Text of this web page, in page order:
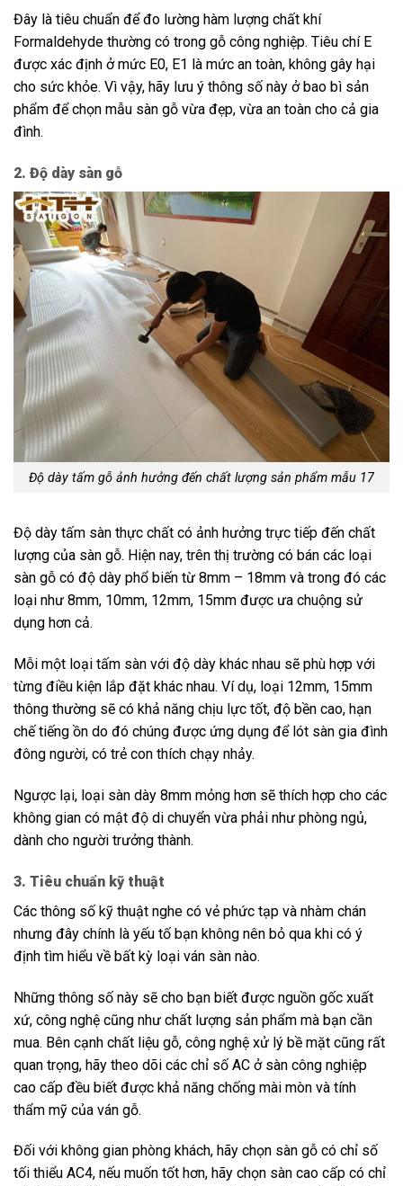
Đây là tiêu chuẩn để đo lường hàm lượng chất khí
Formaldehyde thường có trong gỗ công nghiệp. Tiêu chí E
được xác định ở mức E0, E1 là mức an toàn, không gây hại
cho sức khỏe. Vì vậy, hãy lưu ý thông số này ở bao bì sản
phẩm để chọn mẫu sàn gỗ vừa đẹp, vừa an toàn cho cả gia
đình.
2. Độ dày sàn gỗ
Độ dày tấm gỗ ảnh hưởng đến chất lượng sản phẩm mẫu 17
Độ dày tấm sàn thực chất có ảnh hưởng trực tiếp đến chất
lượng của sàn gỗ. Hiện nay, trên thị trường có bán các loại
sàn gỗ có độ dày phổ biến từ 8mm – 18mm và trong đó các
loại như 8mm, 10mm, 12mm, 15mm được ưa chuộng sử
dụng hơn cả.
Mỗi một loại tấm sàn với độ dày khác nhau sẽ phù hợp với
từng điều kiện lắp đặt khác nhau. Ví dụ, loại 12mm, 15mm
thông thường sẽ có khả năng chịu lực tốt, độ bền cao, hạn
chế tiếng ồn do đó chúng được ứng dụng để lót sàn gia đình
đông người, có trẻ con thích chạy nhảy.
Ngược lại, loại sàn dày 8mm mỏng hơn sẽ thích hợp cho các
không gian có mật độ di chuyển vừa phải như phòng ngủ,
dành cho người trưởng thành.
3. Tiêu chuẩn kỹ thuật
Các thông số kỹ thuật nghe có vẻ phức tạp và nhàm chán
nhưng đây chính là yếu tố bạn không nên bỏ qua khi có ý
định tìm hiểu về bất kỳ loại ván sàn nào.
Những thông số này sẽ cho bạn biết được nguồn gốc xuất
xứ, công nghệ cũng như chất lượng sản phẩm mà bạn cần
mua. Bên cạnh chất liệu gỗ, công nghệ xử lý bề mặt cũng rất
quan trọng, hãy theo dõi các chỉ số AC ở sàn công nghiệp
cao cấp đều biết được khả năng chống mài mòn và tính
thẩm mỹ của ván gỗ.
Đối với không gian phòng khách, hãy chọn sàn gỗ có chỉ số
tối thiểu AC4, nếu muốn tốt hơn, hãy chọn sàn cao cấp có chỉ